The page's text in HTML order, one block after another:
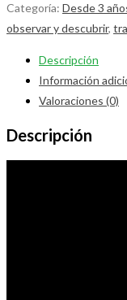
Categoría: Desde 3
observar y descubrir,
Descripción
Información
Valoraciones (0)
Descripción